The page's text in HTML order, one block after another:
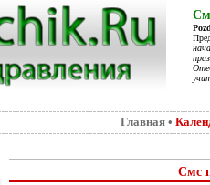
Главная •
Смс